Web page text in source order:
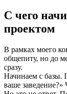
С чего
проектом
В рамках моего
общепиту, но до
сразу.
Начинаем с базы.
ваше